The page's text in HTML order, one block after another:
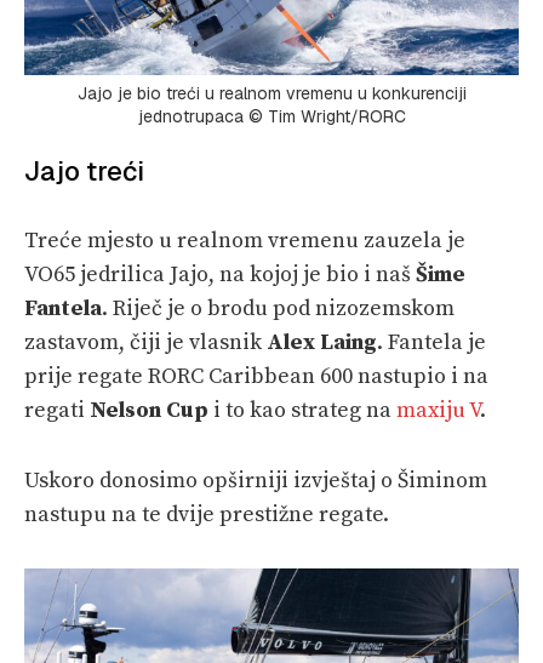
Jajo je bio treći u realnom vremenu u konkurenciji
jednotrupaca © Tim Wright/RORC
Jajo treći
Treće mjesto u realnom vremenu zauzela je
VO65 jedrilica Jajo, na kojoj je bio i naš Šime
Fantela. Riječ je o brodu pod nizozemskom
zastavom, čiji je vlasnik Alex Laing. Fantela je
prije regate RORC Caribbean 600 nastupio i na
regati Nelson Cup i to kao strateg namaxiju V.
Uskoro donosimo opširniji izvještaj o Šiminom
nastupu na te dvije prestižne regate.